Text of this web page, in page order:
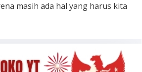
masih ada hal yang harus kita